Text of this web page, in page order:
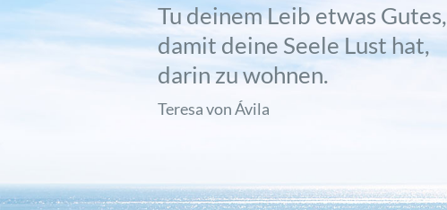
Tu deinem Leib etwas Gutes,
damit deine Seele Lust hat,
darin zu wohnen.
Teresa von Ávila